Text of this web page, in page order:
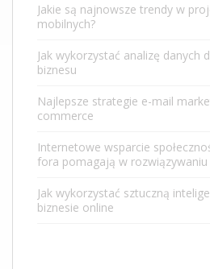
Jakie są najnowsze trendy w
mobilnych?
Jak wykorzystać analizę danych
biznesu
Najlepsze strategie e-mail
commerce
Internetowe wsparcie
fora pomagają w
Jak wykorzystać sztuczną
biznesie online